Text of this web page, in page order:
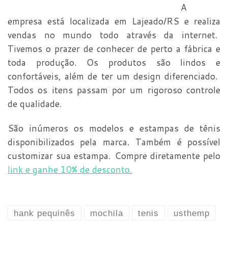
A
empresa está localizada em Lajeado/RS e realiza
vendas no mundo todo através da internet.
Tivemos o prazer de conhecer de perto a fábrica e
toda produção. Os produtos são lindos e
confortáveis, além de ter um design diferenciado.
Todos os itens passam por um rigoroso controle
de qualidade.
São inúmeros os modelos e estampas de tênis
disponibilizados pela marca. Também é possível
customizar sua estampa. Compre diretamente pelo
link e ganhe 10% de desconto.
hank pequinês mochila tenis usthemp